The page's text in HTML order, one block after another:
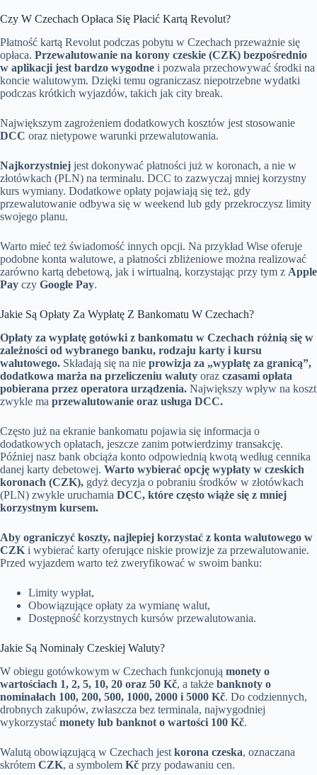
Czy W Czechach Opłaca Się Płacić Kartą Revolut?
Płatność kartą Revolut podczas pobytu w Czechach przeważnie się
opłaca. Przewalutowanie na korony czeskie (CZK) bezpośrednio
w aplikacji jest bardzo wygodne i pozwala przechowywać środki na
koncie walutowym. Dzięki temu ograniczasz niepotrzebne wydatki
podczas krótkich wyjazdów, takich jak city break.
Największym zagrożeniem dodatkowych kosztów jest stosowanie
DCC oraz nietypowe warunki przewalutowania.
Najkorzystniej jest dokonywać płatności już w koronach, a nie w
złotówkach (PLN) na terminalu. DCC to zazwyczaj mniej korzystny
kurs wymiany. Dodatkowe opłaty pojawiają się też, gdy
przewalutowanie odbywa się w weekend lub gdy przekroczysz limity
swojego planu.
Warto mieć też świadomość innych opcji. Na przykład Wise oferuje
podobne konta walutowe, a płatności zbliżeniowe można realizować
zarówno kartą debetową, jak i wirtualną, korzystając przy tym z Apple
Pay czy Google Pay.
Jakie Są Opłaty Za Wypłatę Z Bankomatu W Czechach?
Opłaty za wypłatę gotówki z bankomatu w Czechach różnią się w
zależności od wybranego banku, rodzaju karty i kursu
walutowego. Składają się na nie prowizja za „wypłatę za granicą”,
dodatkowa marża na przeliczeniu waluty oraz czasami opłata
pobierana przez operatora urządzenia. Największy wpływ na koszt
zwykle ma przewalutowanie oraz usługa DCC.
Często już na ekranie bankomatu pojawia się informacja o
dodatkowych opłatach, jeszcze zanim potwierdzimy transakcję.
Później nasz bank obciąża konto odpowiednią kwotą według cennika
danej karty debetowej. Warto wybierać opcję wypłaty w czeskich
koronach (CZK), gdyż decyzja o pobraniu środków w złotówkach
(PLN) zwykle uruchamia DCC, które często wiąże się z mniej
korzystnym kursem.
Aby ograniczyć koszty, najlepiej korzystać z konta walutowego w
CZK i wybierać karty oferujące niskie prowizje za przewalutowanie.
Przed wyjazdem warto też zweryfikować w swoim banku:
Limity wypłat,
Obowiązujące opłaty za wymianę walut,
Dostępność korzystnych kursów przewalutowania.
Jakie Są Nominały Czeskiej Waluty?
W obiegu gotówkowym w Czechach funkcjonują monety o
wartościach 1, 2, 5, 10, 20 oraz 50 Kč, a także banknoty o
nominałach 100, 200, 500, 1000, 2000 i 5000 Kč. Do codziennych,
drobnych zakupów, zwłaszcza bez terminala, najwygodniej
wykorzystać monety lub banknot o wartości 100 Kč.
Walutą obowiązującą w Czechach jest korona czeska, oznaczana
skrótem CZK, a symbolem Kč przy podawaniu cen.